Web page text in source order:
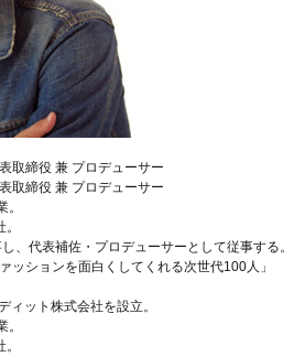
取締役 兼 プロデューサー
取締役 兼 プロデューサー
、代表補佐・プロデューサーとして従事する。
ッションを面白くしてくれる次世代100人」
ィット株式会社を設立。